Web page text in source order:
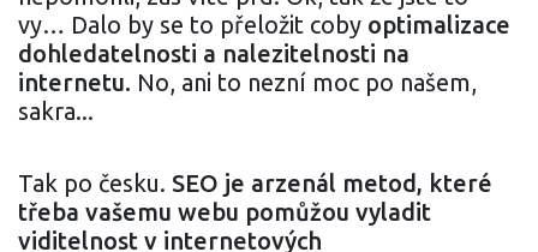
vy… Dalo by se to přeložit coby optimalizace
dohledatelnosti a nalezitelnosti na
internetu. No, ani to nezní moc po našem,
sakra...
Tak po česku. SEO je arzenál metod, které
třeba vašemu webu pomůžou vyladit
viditelnost v internetových